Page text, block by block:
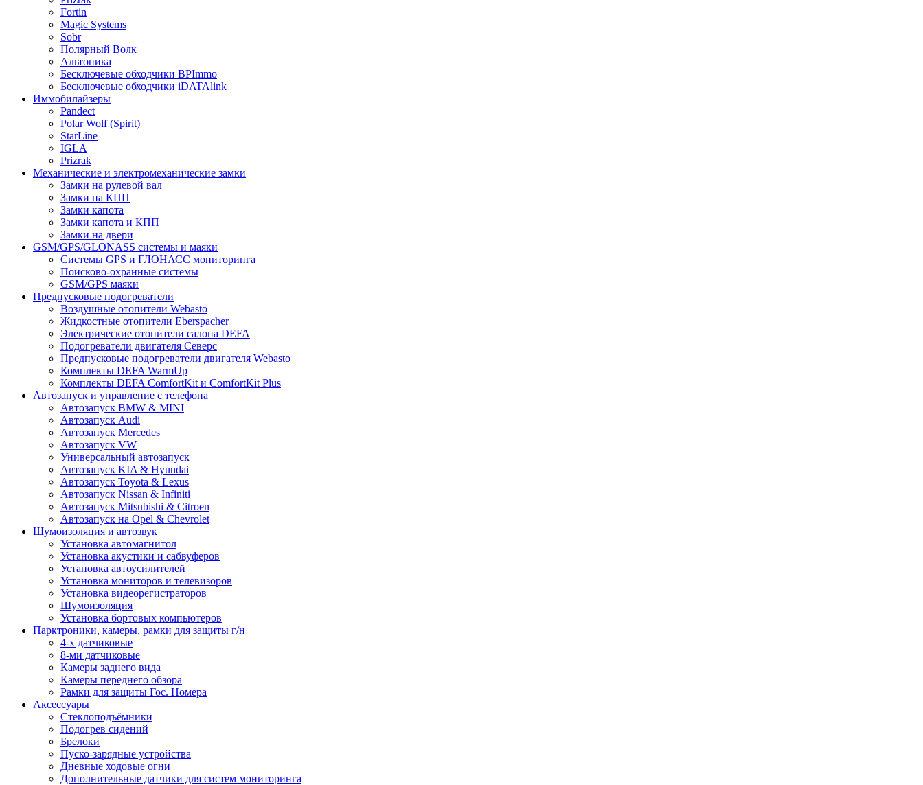
Fortin
Magic Systems
Sobr
Полярный Волк
Альтоника
Бесключевые обходчики BPImmo
Бесключевые обходчики iDATAlink
Иммобилайзеры
Pandect
Polar Wolf (Spirit)
StarLine
IGLA
Prizrak
Механические и электромеханические замки
Замки на рулевой вал
Замки на КПП
Замки капота
Замки капота и КПП
Замки на двери
GSM/GPS/GLONASS системы и маяки
Системы GPS и ГЛОНАСС мониторинга
Поисково-охранные системы
GSM/GPS маяки
Предпусковые подогреватели
Воздушные отопители Webasto
Жидкостные отопители Eberspacher
Электрические отопители салона DEFA
Подогреватели двигателя Северс
Предпусковые подогреватели двигателя Webasto
Комплекты DEFA WarmUp
Комплекты DEFA ComfortKit и ComfortKit Plus
Автозапуск и управление с телефона
Автозапуск BMW & MINI
Автозапуск Audi
Автозапуск Mercedes
Автозапуск VW
Универсальный автозапуск
Автозапуск KIA & Hyundai
Автозапуск Toyota & Lexus
Автозапуск Nissan & Infiniti
Автозапуск Mitsubishi & Citroen
Автозапуск на Opel & Chevrolet
Шумоизоляция и автозвук
Установка автомагнитол
Установка акустики и сабвуферов
Установка автоусилителей
Установка мониторов и телевизоров
Установка видеорегистраторов
Шумоизоляция
Установка бортовых компьютеров
Парктроники, камеры, рамки для защиты г/н
4-х датчиковые
8-ми датчиковые
Камеры заднего вида
Камеры переднего обзора
Рамки для защиты Гос. Номера
Аксессуары
Стеклоподъёмники
Подогрев сидений
Брелоки
Пуско-зарядные устройства
Дневные ходовые огни
Дополнительные датчики для систем мониторинга